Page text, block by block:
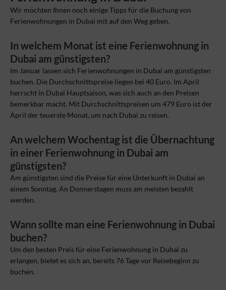
Wir möchten Ihnen noch einige Tipps für die Buchung von
Ferienwohnungen in Dubai mit auf den Weg geben.
In welchem Monat ist eine Ferienwohnung in
Dubai am günstigsten?
Im Januar lassen sich Ferienwohnungen in Dubai am günstigsten
buchen. Die Durchschnittspreise liegen bei 40 Euro. Im April
herrscht in Dubai Hauptsaison, was sich auch an den Preisen
bemerkbar macht. Mit Durchschnittspreisen um 479 Euro ist der
April der teuerste Monat, um nach Dubai zu reisen.
An welchem Wochentag ist die Übernachtung
in einer Ferienwohnung in Dubai am
günstigsten?
Am günstigsten sind die Preise für eine Unterkunft in Dubai an
einem Sonntag. An Donnerstagen muss am meisten bezahlt
werden.
Wann sollte man eine Ferienwohnung in Dubai
buchen?
Um den besten Preis für eine Ferienwohnung in Dubai zu
erlangen, bietet es sich an, bereits 76 Tage vor Reisebeginn zu
buchen.